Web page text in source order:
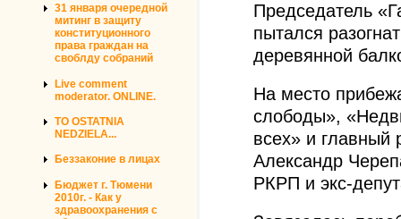
31 января очередной
митинг в защиту
конституционного
права граждан на
своблду собраний
Live comment
moderator. ONLINE.
TO OSTATNIA
NEDZIELA...
Беззаконие в лицах
Бюджет г. Тюмени
2010г. - Как у
здравоохранения с
Председатель
пытался
деревянной
На место
слободы»,
всех» и главный
Александр
РКРП и экс-